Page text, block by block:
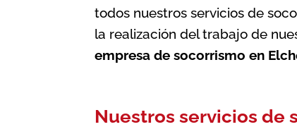
todos nuestros servicios de
la realización del trabajo de
empresa de socorrismo en
Nuestros servicios de